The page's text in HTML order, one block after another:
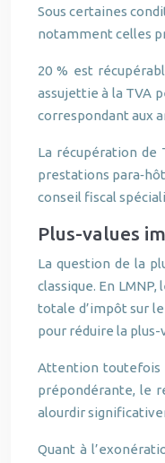
Sous certaines
notamment celles
20 % est
assujettie à la TVA
correspondant aux
La récupération de
prestations
conseil fiscal
Plus-values
La question de la
classique. En
totale d’impôt sur
pour réduire la
Attention toutefois
prépondérante, le
alourdir
Quant à